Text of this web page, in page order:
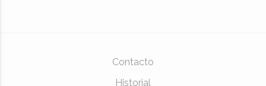
Contacto
Historial